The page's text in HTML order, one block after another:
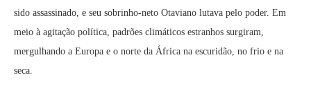
sido assassinado, e seu sobrinho-neto Otaviano lutava pelo poder. Em
meio à agitação política, padrões climáticos estranhos surgiram,
mergulhando a Europa e o norte da África na escuridão, no frio e na
seca.